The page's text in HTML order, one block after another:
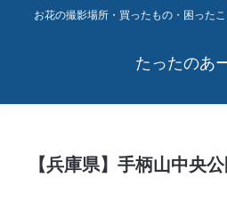
お花の撮影場所・買ったもの・困った
たったのあ
【兵庫県】手柄山中央